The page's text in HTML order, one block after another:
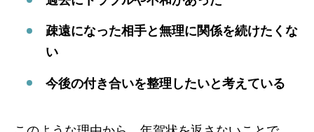
疎遠になった相手と無理に関係を続けたくな
い
今後の付き合いを整理したいと考えている